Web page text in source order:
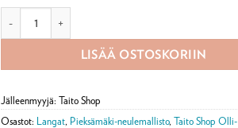
LISÄÄ OSTOSKORIIN
Jälleenmyyjä: Taito Shop
Osastot: Langat, Pieksämäki-neulemallisto, Taito Shop Olli-